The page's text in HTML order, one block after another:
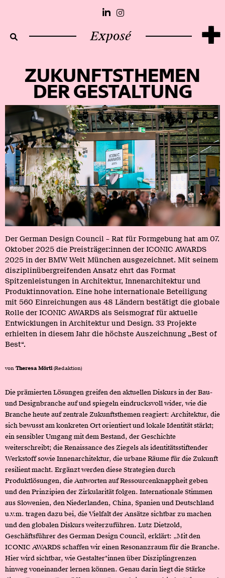
Exposé +
ZUKUNFTSTHEMEN
DER GESTALTUNG
Der German Design Council – Rat für Formgebung hat am 07.
Oktober 2025 die Preisträger:innen der ICONIC AWARDS
2025 in der BMW Welt München ausgezeichnet. Mit seinem
disziplinübergreifenden Ansatz ehrt das Format
Spitzenleistungen in Architektur, Innenarchitektur und
Produktinnovation. Eine hohe internationale Beteiligung
mit 560 Einreichungen aus 48 Ländern bestätigt die globale
Rolle der ICONIC AWARDS als Seismograf für aktuelle
Entwicklungen in Architektur und Design. 33 Projekte
erhielten in diesem Jahr die höchste Auszeichnung „Best of
Best“.
von Theresa Mörtl(Redaktion)
Die prämierten Lösungen greifen den aktuellen Diskurs in der Bau-
und Designbranche auf und spiegeln eindrucksvoll wider, wie die
Branche heute auf zentrale Zukunftsthemen reagiert: Architektur, die
sich bewusst am konkreten Ort orientiert und lokale Identität stärkt;
ein sensibler Umgang mit dem Bestand, der Geschichte
weiterschreibt; die Renaissance des Ziegels als identitätsstiftender
Werkstoff sowie Innenarchitektur, die urbane Räume für die Zukunft
resilient macht. Ergänzt werden diese Strategien durch
Produktlösungen, die Antworten auf Ressourcenknappheit geben
und den Prinzipien der Zirkularität folgen. Internationale Stimmen
aus Slowenien, den Niederlanden, China, Spanien und Deutschland
u.v.m. tragen dazu bei, die Vielfalt der Ansätze sichtbar zu machen
und den globalen Diskurs weiterzuführen. Lutz Dietzold,
Geschäftsführer des German Design Council, erklärt: „Mit den
ICONIC AWARDS schaffen wir einen Resonanzraum für die Branche.
Hier wird sichtbar, wie Gestalter*innen über Disziplingrenzen
hinweg voneinander lernen können. Genau darin liegt die Stärke